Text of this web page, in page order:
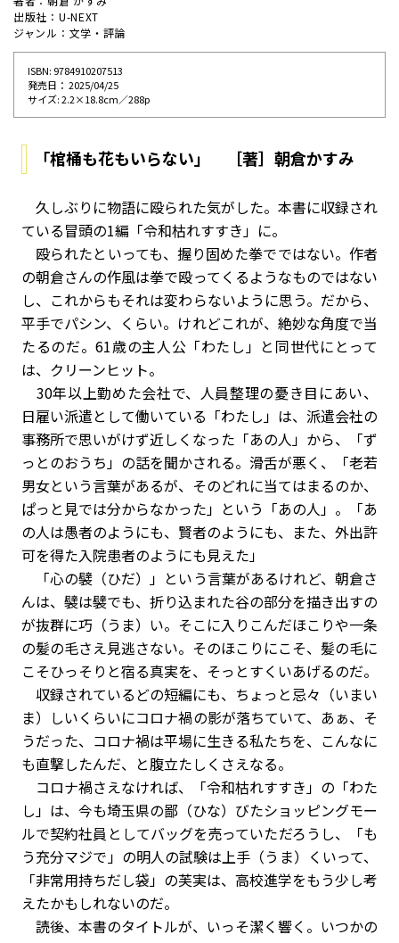
出版社：U-NEXT
ジャンル：文学・評論
ISBN: 9784910207513
発売⽇： 2025/04/25
サイズ: 2.2×18.8cm／288p
「棺桶も花もいらない」 ［著］朝倉かすみ
久しぶりに物語に殴られた気がした。本書に収録され
ている冒頭の1編「令和枯れすすき」に。
殴られたといっても、握り固めた拳でではない。作者
の朝倉さんの作風は拳で殴ってくるようなものではない
し、これからもそれは変わらないように思う。だから、
平手でパシン、くらい。けれどこれが、絶妙な角度で当
たるのだ。61歳の主人公「わたし」と同世代にとって
は、クリーンヒット。
30年以上勤めた会社で、人員整理の憂き目にあい、
日雇い派遣として働いている「わたし」は、派遣会社の
事務所で思いがけず近しくなった「あの人」から、「ず
っとのおうち」の話を聞かされる。滑舌が悪く、「老若
男女という言葉があるが、そのどれに当てはまるのか、
ぱっと見では分からなかった」という「あの人」。「あ
の人は愚者のようにも、賢者のようにも、また、外出許
可を得た入院患者のようにも見えた」
「心の襞（ひだ）」という言葉があるけれど、朝倉さ
んは、襞は襞でも、折り込まれた谷の部分を描き出すの
が抜群に巧（うま）い。そこに入りこんだほこりや一条
の髪の毛さえ見逃さない。そのほこりにこそ、髪の毛に
こそひっそりと宿る真実を、そっとすくいあげるのだ。
収録されているどの短編にも、ちょっと忌々（いまい
ま）しいくらいにコロナ禍の影が落ちていて、あぁ、そ
うだった、コロナ禍は平場に生きる私たちを、こんなに
も直撃したんだ、と腹立たしくさえなる。
コロナ禍さえなければ、「令和枯れすすき」の「わた
し」は、今も埼玉県の鄙（ひな）びたショッピングモー
ルで契約社員としてバッグを売っていただろうし、「も
う充分マジで」の明人の試験は上手（うま）くいって、
「非常用持ちだし袋」の芙実は、高校進学をもう少し考
えたかもしれないのだ。
読後、本書のタイトルが、いっそ潔く響く。いつかの